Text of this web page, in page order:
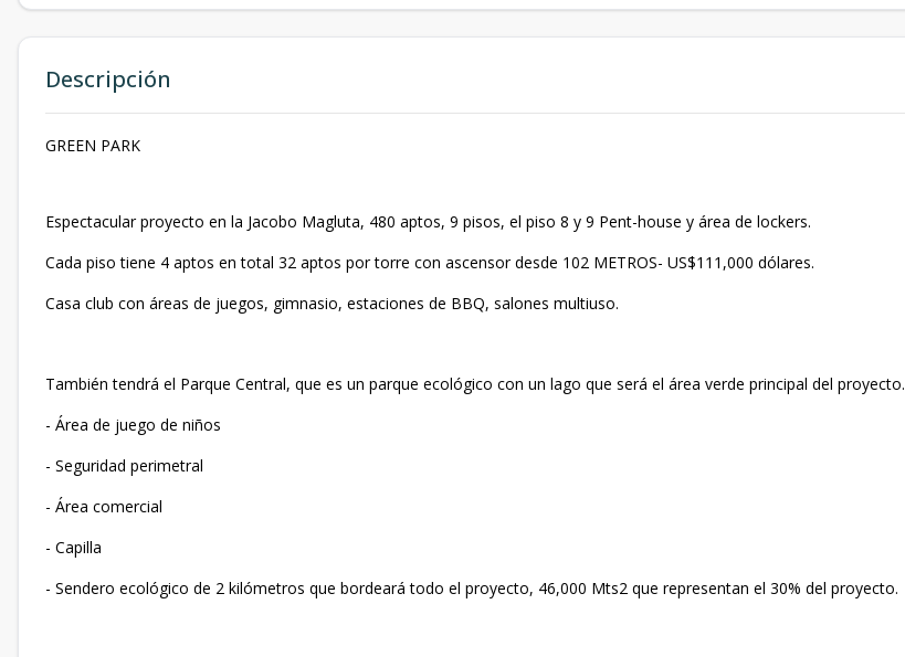
Descripción
GREEN PARK
Espectacular proyecto en la Jacobo Magluta, 480 aptos, 9 pisos, el piso 8 y 9 Pent-house y área de lockers.
Cada piso tiene 4 aptos en total 32 aptos por torre con ascensor desde 102 METROS- US$111,000 dólares.
Casa club con áreas de juegos, gimnasio, estaciones de BBQ, salones multiuso.
También tendrá el Parque Central, que es un parque ecológico con un lago que será el área verde principal del proyecto.
- Área de juego de niños
- Seguridad perimetral
- Área comercial
- Capilla
- Sendero ecológico de 2 kilómetros que bordeará todo el proyecto, 46,000 Mts2 que representan el 30% del proyecto.